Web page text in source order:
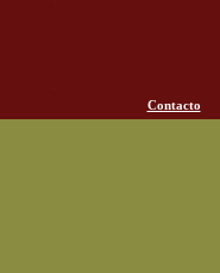
Contacto